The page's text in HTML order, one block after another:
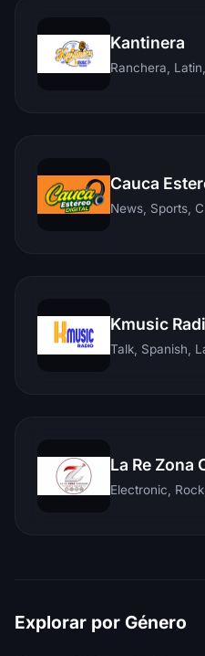
Kantinera
Ranchera,
Cauca
News, Sports,
Kmusic
Talk, Spanish,
La Re Zona
Explorar por Género